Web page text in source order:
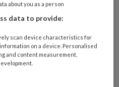
about you as a person
data to provide:
scan device characteristics for
on a device. Personalised
and content measurement,